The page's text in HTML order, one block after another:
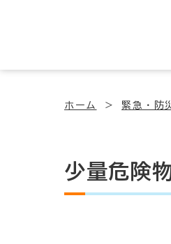
ホーム 緊急・防
少量危険